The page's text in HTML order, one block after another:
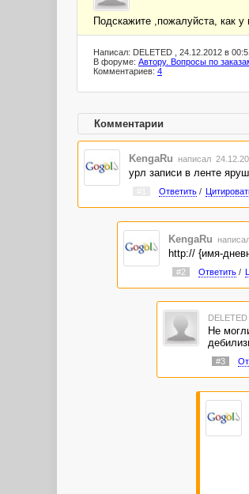
Подскажите ,пожалуйста, как
Написал: DELETED , 24.12.2012 в
В форуме: Автору. Вопросы по
Комментариев: 4
Комментарии
KengaRu написал
урл записи в ленте
Ответить/
KengaRu
http:// {имя-
#2 Ответить/
DELETED
Не
#3